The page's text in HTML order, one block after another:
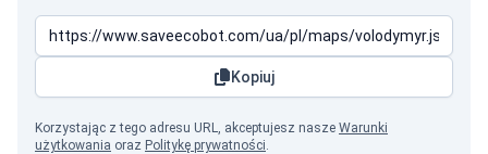
Kopiuj
Korzystając z tego adresu URL, akceptujesz nasze Warunki
użytkowania oraz Politykę prywatności.